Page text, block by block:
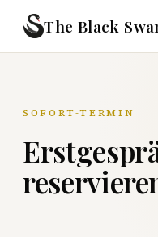
The Black
SOFORT-TERMIN